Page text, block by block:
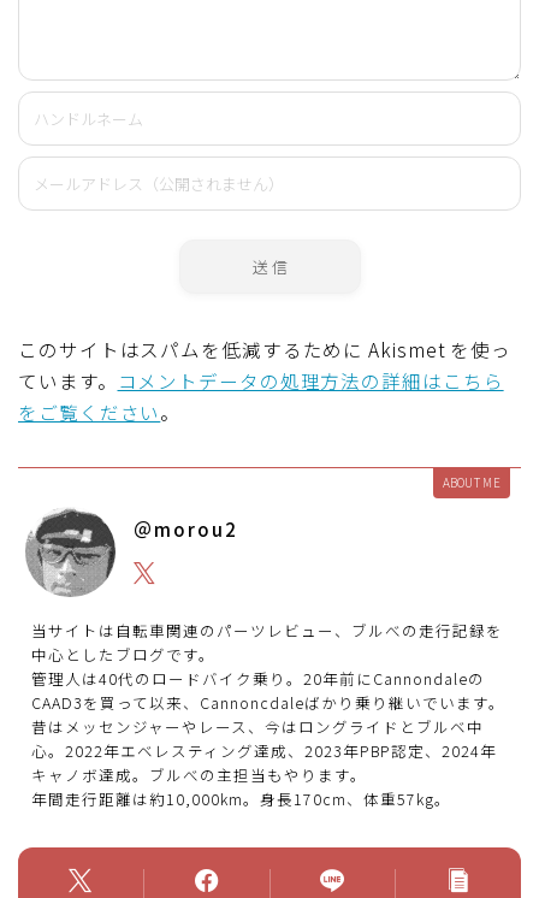
このサイトはスパムを低減するために Akismet を使っ
ています。 コメントデータの処理方法の詳細はこちら
をご覧ください。
ABOUT ME
＠morou2
当サイトは自転車関連のパーツレビュー、ブルべの走行記録を
中心としたブログです。
管理人は40代のロードバイク乗り。20年前にCannondaleの
CAAD3を買って以来、Cannoncdaleばかり乗り継いでいます。
昔はメッセンジャーやレース、今はロングライドとブルベ中
心。2022年エベレスティング達成、2023年PBP認定、2024年
キャノボ達成。ブルべの主担当もやります。
年間走行距離は約10,000km。身長170cm、体重57kg。